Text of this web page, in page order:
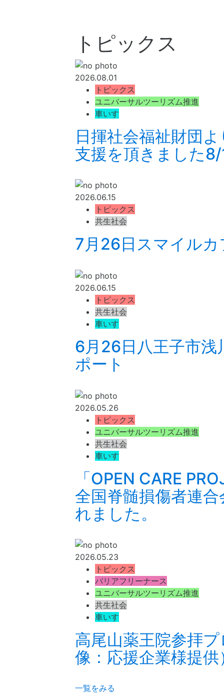
トピックス
2026.08.01
トピックス
ユニバーサルツーリズム推進
車いす
日揮社会福祉財団
支援を頂きました8/
2026.06.15
トピックス
共生社会
7月26日スマイルカ
2026.06.15
トピックス
共生社会
車いす
6月26日八王子市浅
ポート
2026.05.26
トピックス
ユニバーサルツーリズム推進
共生社会
車いす
「OPEN CARE
全国脊髄損傷者連
れました。
2026.05.23
トピックス
バリアフリーナース
ユニバーサルツーリズム推進
共生社会
車いす
高尾山薬王院参拝
像：応援企業様提供
一覧をみる